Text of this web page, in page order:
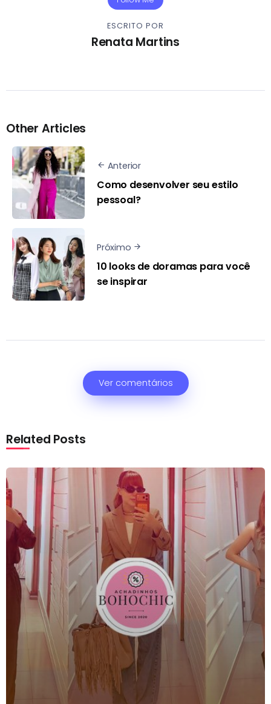
ESCRITO POR
Renata Martins
Other Articles
Anterior
Como desenvolver seu estilo
pessoal?
Próximo
10 looks de doramas para você
se inspirar
Ver comentários
Related Posts